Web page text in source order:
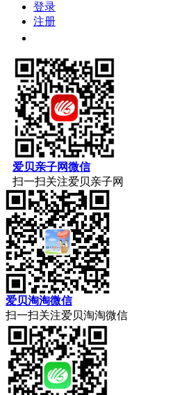
登录
注册
爱贝亲子网微信
扫一扫关注爱贝亲子网
爱贝淘淘微信
扫一扫关注爱贝淘淘微信